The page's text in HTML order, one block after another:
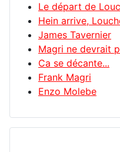
Le départ de
Hein arrive,
James Tavernier
Magri ne devrait
Ca se décante...
Frank Magri
Enzo Molebe